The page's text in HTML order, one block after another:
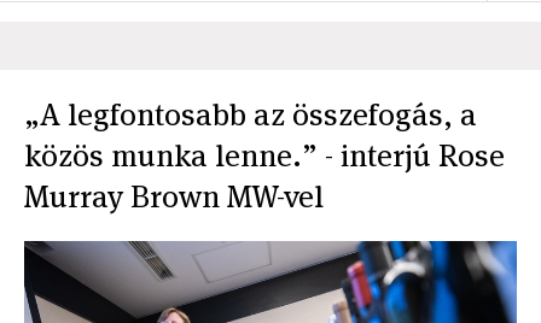
„A legfontosabb az összefogás, a
közös munka lenne.” - interjú Rose
Murray Brown MW-vel